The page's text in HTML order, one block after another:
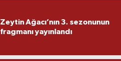
Zeytin Ağacı’nın 3. sezonunun
fragmanı yayınlandı